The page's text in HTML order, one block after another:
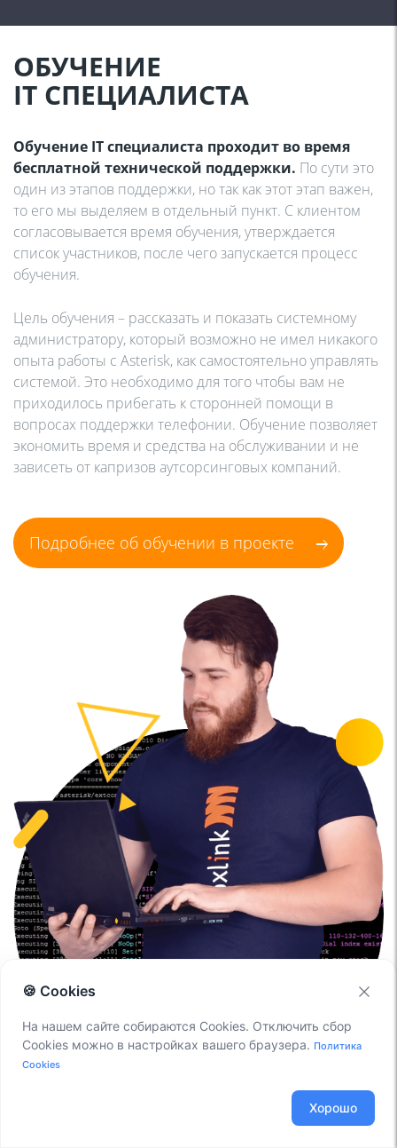
ОБУЧЕНИЕ
IT СПЕЦИАЛИСТА
Обучение IT специалиста проходит во время
бесплатной технической поддержки. По сути это
один из этапов поддержки, но так как этот этап важен,
то его мы выделяем в отдельный пункт. С клиентом
согласовывается время обучения, утверждается
список участников, после чего запускается процесс
обучения.
Цель обучения – рассказать и показать системному
администратору, который возможно не имел никакого
опыта работы с Asterisk, как самостоятельно управлять
системой. Это необходимо для того чтобы вам не
приходилось прибегать к сторонней помощи в
вопросах поддержки телефонии. Обучение позволяет
экономить время и средства на обслуживании и не
зависеть от капризов аутсорсинговых компаний.
Подробнее об обучении в проекте
Все наши клиенты получают право на
🍪 Cookies
На нашем сайте собираются Cookies. Отключить сбор
Cookies можно в настройках вашего браузера. Политика
Cookies
Хорошо